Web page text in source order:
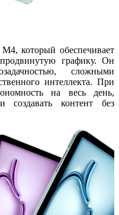
M4, который обеспечивает
графику. Он
сложными
интеллекта. При
на весь день,
создавать контент без